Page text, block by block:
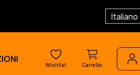
Italiano
Wishlist Carrello